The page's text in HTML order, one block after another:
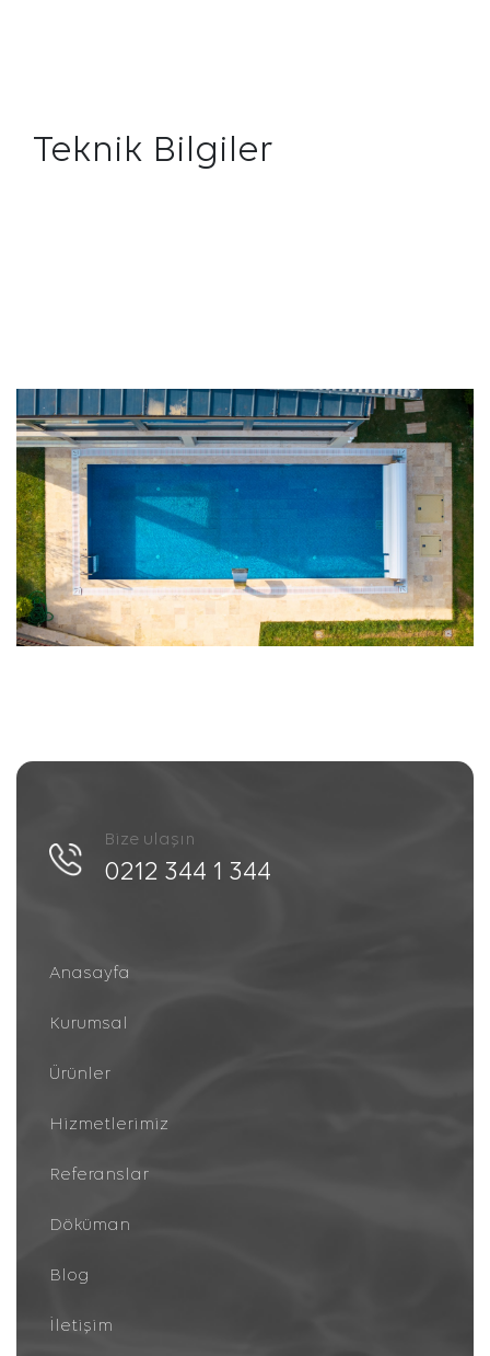
Teknik Bilgiler
Bize ulaşın
0212 344 1 344
Anasayfa
Kurumsal
Ürünler
Hizmetlerimiz
Referanslar
Döküman
Blog
İletişim